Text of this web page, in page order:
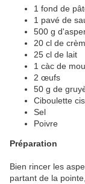
1 fond de
1 pavé de
500 g
20 cl de
25 cl de lait
1 càc de
2 œufs
50 g de
Ciboulette
Sel
Poivre
Préparation
Bien rincer les
partant de la